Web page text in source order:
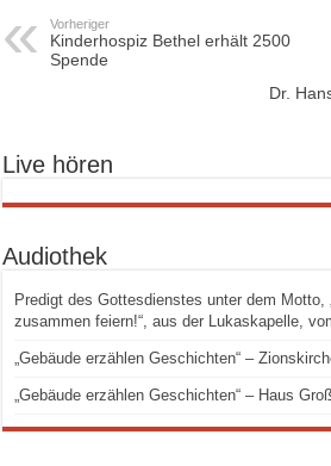
Vorheriger
Kinderhospiz Bethel erhält 2500
Spende
Dr.
Live hören
Audiothek
Predigt des Gottesdienstes unter dem Motto,
zusammen feiern!“, aus der Lukaskapelle,
„Gebäude erzählen Geschichten“ –
„Gebäude erzählen Geschichten“ – Haus